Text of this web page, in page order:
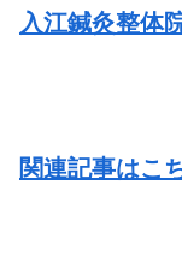
入江鍼灸整体
関連記事はこ